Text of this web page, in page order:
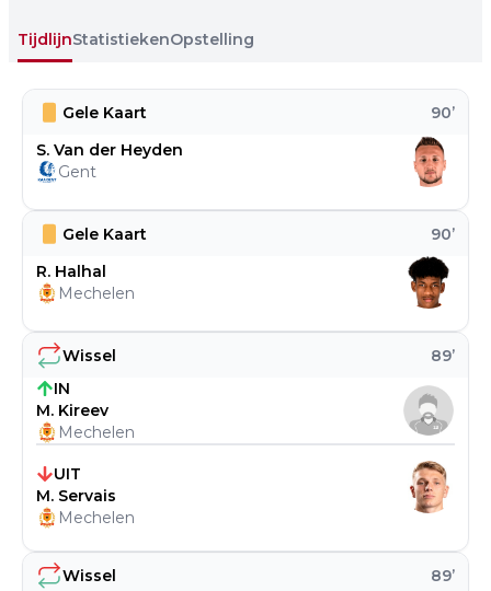
TijdlijnStatistiekenOpstelling
Wissel 89’
Wissel 89’
IN
M. Kireev
Mechelen
UIT
M. Servais
Mechelen
Gele Kaart 90’
R. Halhal
Mechelen
Gele Kaart 90’
S. Van der Heyden
Gent